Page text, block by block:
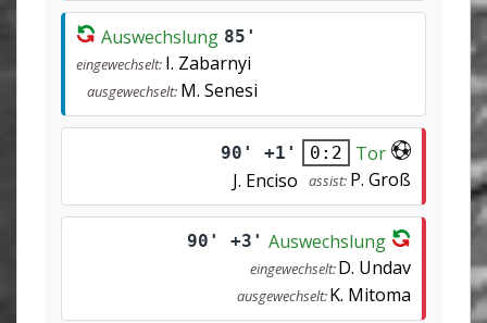
Auswechslung 85'
eingewechselt: I. Zabarnyi
ausgewechselt: M. Senesi
90' +1' 0:2
Tor
J. Enciso
assist: P. Groß
90' +3' Auswechslung
eingewechselt:D. Undav
ausgewechselt:K. Mitoma